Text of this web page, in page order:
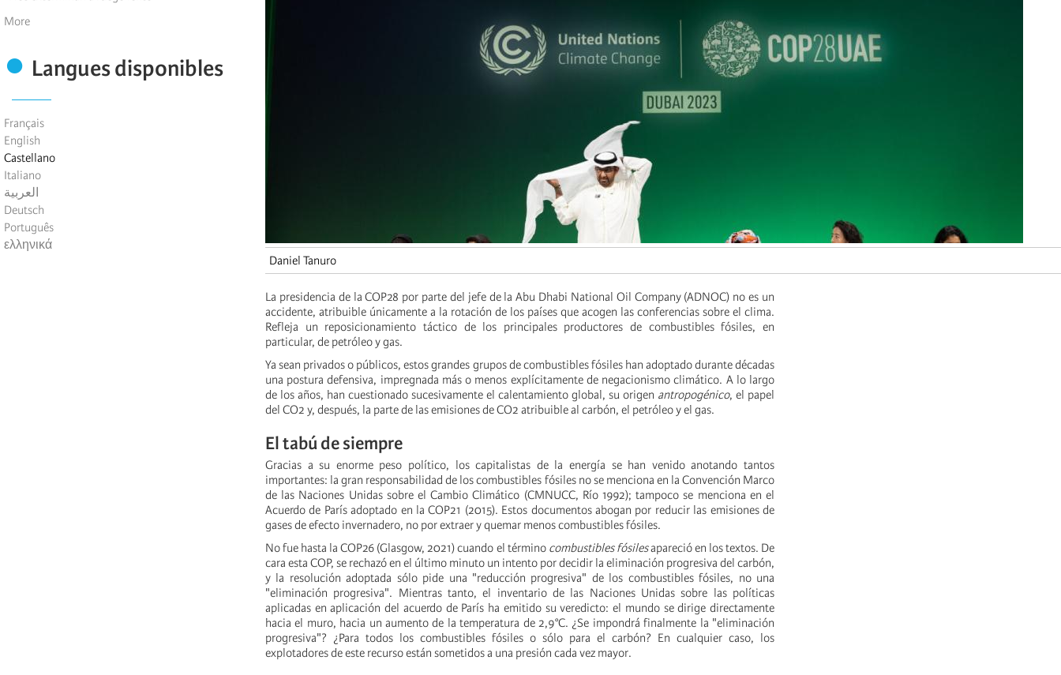
More
Langues disponibles
Français
English
Castellano
Italiano
العربية
Deutsch
Português
ελληνικά
Daniel Tanuro
La presidencia de la COP28 por parte del jefe de la Abu Dhabi National Oil Company (ADNOC) no es un
accidente, atribuible únicamente a la rotación de los países que acogen las conferencias sobre el clima.
Refleja un reposicionamiento táctico de los principales productores de combustibles fósiles, en
particular, de petróleo y gas.
Ya sean privados o públicos, estos grandes grupos de combustibles fósiles han adoptado durante décadas
una postura defensiva, impregnada más o menos explícitamente de negacionismo climático. A lo largo
de los años, han cuestionado sucesivamente el calentamiento global, su origen antropogénico, el papel
del CO2 y, después, la parte de las emisiones de CO2 atribuible al carbón, el petróleo y el gas.
El tabú de siempre
Gracias a su enorme peso político, los capitalistas de la energía se han venido anotando tantos
importantes: la gran responsabilidad de los combustibles fósiles no se menciona en la Convención Marco
de las Naciones Unidas sobre el Cambio Climático (CMNUCC, Río 1992); tampoco se menciona en el
Acuerdo de París adoptado en la COP21 (2015). Estos documentos abogan por reducir las emisiones de
gases de efecto invernadero, no por extraer y quemar menos combustibles fósiles.
No fue hasta la COP26 (Glasgow, 2021) cuando el término combustibles fósilesapareció en los textos. De
cara esta COP, se rechazó en el último minuto un intento por decidir la eliminación progresiva del carbón,
y la resolución adoptada sólo pide una "reducción progresiva" de los combustibles fósiles, no una
"eliminación progresiva". Mientras tanto, el inventario de las Naciones Unidas sobre las políticas
aplicadas en aplicación del acuerdo de París ha emitido su veredicto: el mundo se dirige directamente
hacia el muro, hacia un aumento de la temperatura de 2,9°C. ¿Se impondrá finalmente la "eliminación
progresiva"? ¿Para todos los combustibles fósiles o sólo para el carbón? En cualquier caso, los
explotadores de este recurso están sometidos a una presión cada vez mayor.